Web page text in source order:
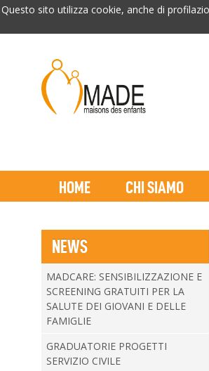
Questo sito utilizza cookie, anche di
HOME CHI SIAMO
NEWS
MADCARE: SENSIBILIZZAZIONE E
SCREENING GRATUITI PER LA
SALUTE DEI GIOVANI E DELLE
FAMIGLIE
GRADUATORIE PROGETTI
SERVIZIO CIVILE